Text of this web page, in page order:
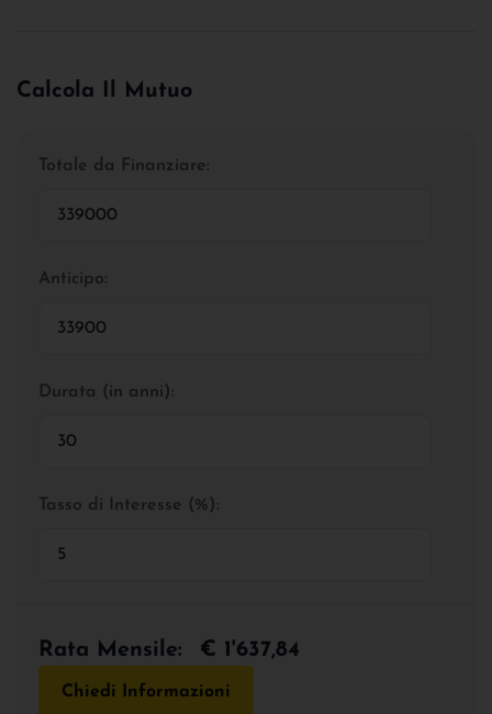
Calcola Il Mutuo
Totale da Finanziare:
Anticipo:
Durata (in anni):
Tasso di Interesse (%):
Rata Mensile: € 1'637,84
Chiedi Informazioni